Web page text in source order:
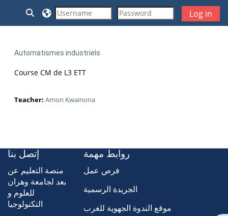
Skip to main content
Toggle search input
Log in
Automatismes industriels
Course CM de L3 ETT
Teacher: Amon Kwainona
إتصل بنا
منصة التعليم عن
بعد لجامعة وهران
للعلوم و
التكنولوجيا
روابط مهمة
فرص عمل
الجريدة الرسمية
موقع الندوة الجهوية للغرب